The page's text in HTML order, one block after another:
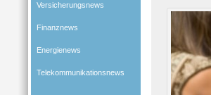
Versicherungsnews
Finanznews
Energienews
Telekommunikationsnews